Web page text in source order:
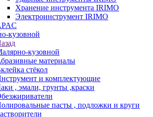
Хранение инструмента IRIMO
Электроинструмент IRIMO
кузовной
кузовной
материалы
стёкол
и комплектующие
, эмали, грунты ,краски
пасты , подложки и круги